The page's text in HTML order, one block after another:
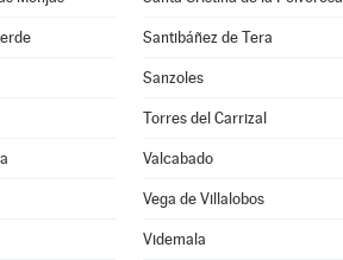
Santibáñez de Tera
Sanzoles
Torres del Carrizal
Valcabado
Vega de Villalobos
Videmala